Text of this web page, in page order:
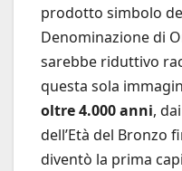
prodotto simbolo
Denominazione di
sarebbe riduttivo
questa sola
oltre 4.000 anni,
dell’Età del Bronzo
diventò la prima